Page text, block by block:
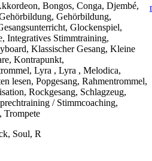
Bongos, Conga, Djembé,
Gehörbildung,
Glockenspiel,
Integratives Stimmtraining,
Klassischer Gesang, Kleine
Kontrapunkt,
Lyra , Lyra , Melodica,
lesen, Popgesang, Rahmentrommel,
Rockgesang, Schlagzeug,
/ Stimmcoaching,
Trompete
Soul, R